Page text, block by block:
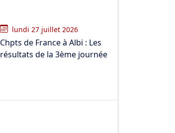
lundi 27 juillet 2026
Chpts de France à Albi : Les
résultats de la 3ème journée